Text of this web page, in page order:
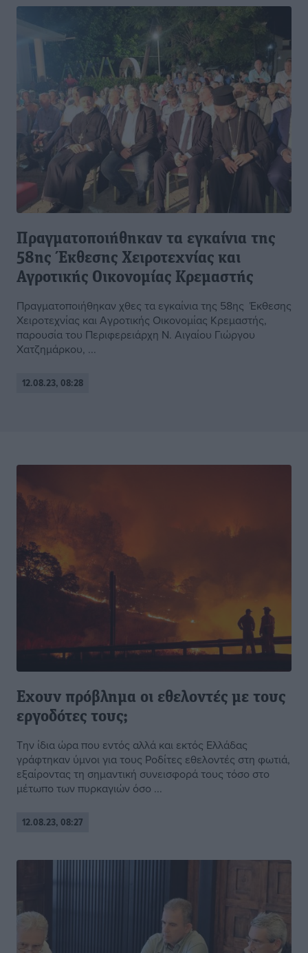
Πραγματοποιήθηκαν τα εγκαίνια της
58ης Έκθεσης Χειροτεχνίας και
Αγροτικής Οικονομίας Κρεμαστής
Πραγματοποιήθηκαν χθες τα εγκαίνια της 58ης Έκθεσης
Χειροτεχνίας και Αγροτικής Οικονομίας Κρεμαστής,
παρουσία του Περιφερειάρχη Ν. Αιγαίου Γιώργου
Χατζημάρκου, ...
12.08.23, 08:28
Εχουν πρόβλημα οι εθελοντές με τους
εργοδότες τους;
Την ίδια ώρα που εντός αλλά και εκτός Ελλάδας
γράφτηκαν ύμνοι για τους Ροδίτες εθελοντές στη φωτιά,
εξαίροντας τη σημαντική συνεισφορά τους τόσο στο
μέτωπο των πυρκαγιών όσο ...
12.08.23, 08:27